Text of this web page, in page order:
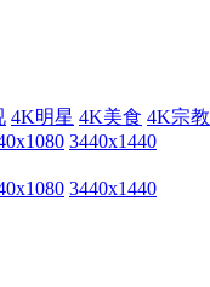
4K明星 4K美食 4K宗教
3440x1440
3440x1440